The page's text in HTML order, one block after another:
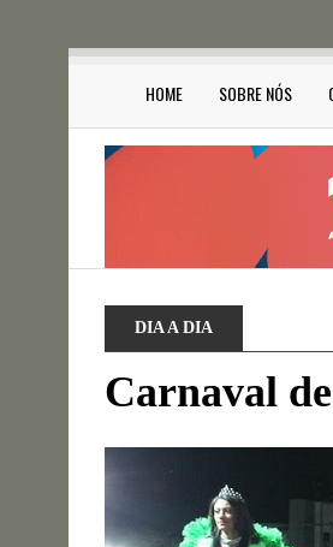
HOME SOBRE NÓS
DIA A DIA
Carnaval